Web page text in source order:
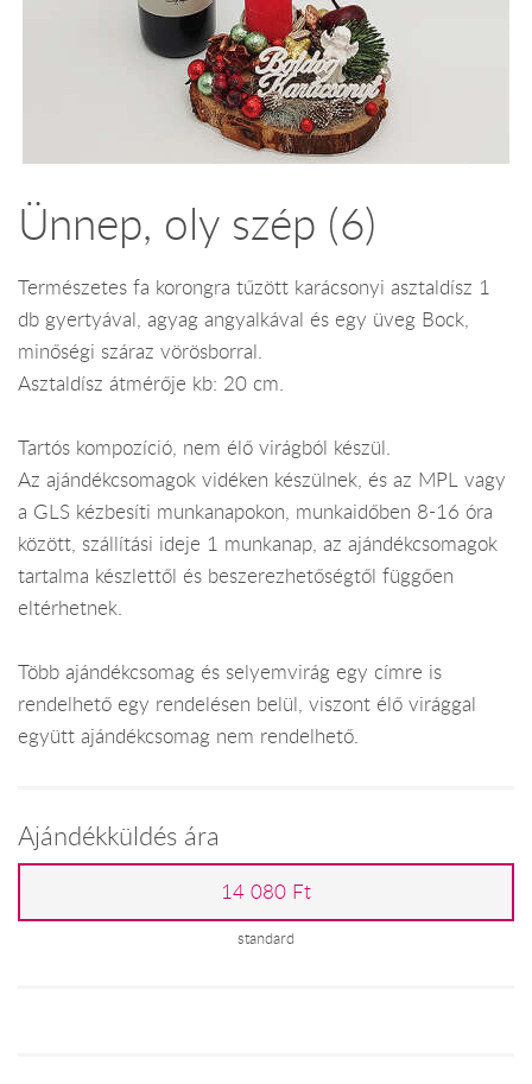
Ünnep, oly szép (6)
Természetes fa korongra tűzött karácsonyi asztaldísz 1
db gyertyával, agyag angyalkával és egy üveg Bock,
minőségi száraz vörösborral.
Asztaldísz átmérője kb: 20 cm.
Tartós kompozíció, nem élő virágból készül.
Az ajándékcsomagok vidéken készülnek, és az MPL vagy
a GLS kézbesíti munkanapokon, munkaidőben 8-16 óra
között, szállítási ideje 1 munkanap, az ajándékcsomagok
tartalma készlettől és beszerezhetőségtől függően
eltérhetnek.
Több ajándékcsomag és selyemvirág egy címre is
rendelhető egy rendelésen belül, viszont élő virággal
együtt ajándékcsomag nem rendelhető.
Ajándékküldés ára
14 080 Ft
standard